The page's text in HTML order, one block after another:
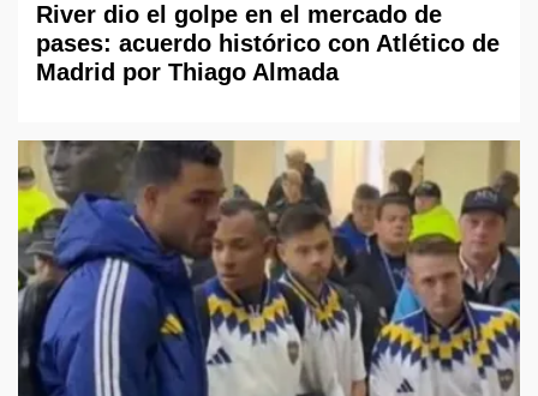
River dio el golpe en el mercado de
pases: acuerdo histórico con Atlético de
Madrid por Thiago Almada